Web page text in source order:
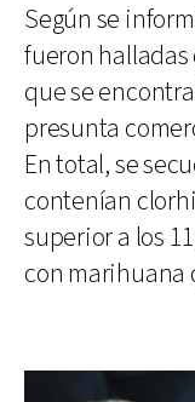
Según se
fueron
que se
presunta
En total, se
contenían
superior a los
con marihuana